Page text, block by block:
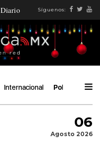
Diario Síguenos:
Internacional Política
06
Agosto 2026